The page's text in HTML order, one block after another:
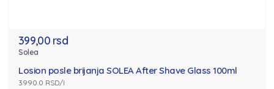
399,00 rsd
Solea
Losion posle brijanja SOLEA After Shave Glass 100ml
3990.0 RSD/l